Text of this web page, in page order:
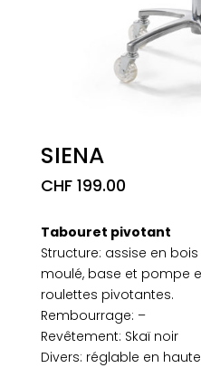
SIENA
CHF199.00
Tabouret pivotant
Structure: assise en
moulé, base et pompe
roulettes pivotantes.
Rembourrage: –
Revêtement: Skaï noir
Divers: réglable en